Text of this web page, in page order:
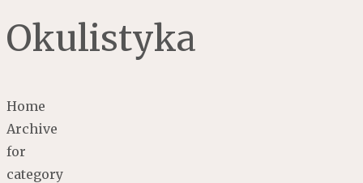
Okulistyka
Home
Archive
for
category